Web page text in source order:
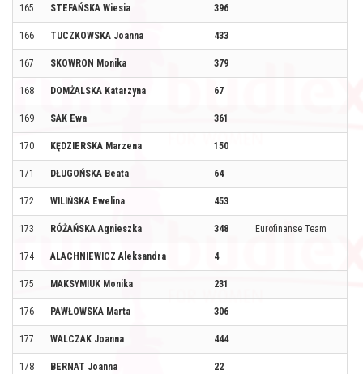
165 STEFAŃSKA Wiesia 396
166 TUCZKOWSKA Joanna 433
167 SKOWRON Monika 379
168 DOMŻALSKA Katarzyna 67
169 SAK Ewa 361
170 KĘDZIERSKA Marzena 150
171 DŁUGOŃSKA Beata 64
172 WILIŃSKA Ewelina 453
173 RÓŻAŃSKA Agnieszka 348 Eurofinanse Team
174 ALACHNIEWICZ Aleksandra 4
175 MAKSYMIUK Monika 231
176 PAWŁOWSKA Marta 306
177 WALCZAK Joanna 444
178 BERNAT Joanna 22